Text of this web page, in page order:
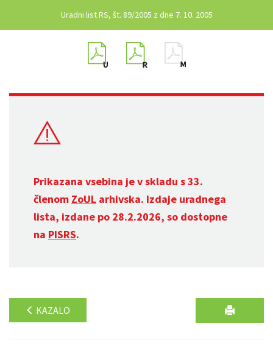
Uradni list RS, št. 89/2005 z dne 7. 10. 2005
Prikazana vsebina je v skladu s 33.
členom ZoUL arhivska. Izdaje uradnega
lista, izdane po 28.2.2026, so dostopne
na PISRS.
KAZALO